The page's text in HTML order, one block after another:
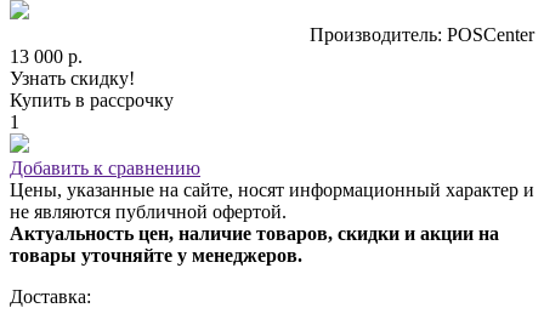
Производитель: POSCenter
13 000 р.
Узнать скидку!
Купить в рассрочку
1
Добавить к сравнению
Цены, указанные на сайте, носят информационный характер и
не являются публичной офертой.
Актуальность цен, наличие товаров, скидки и акции на
товары уточняйте у менеджеров.
Доставка: